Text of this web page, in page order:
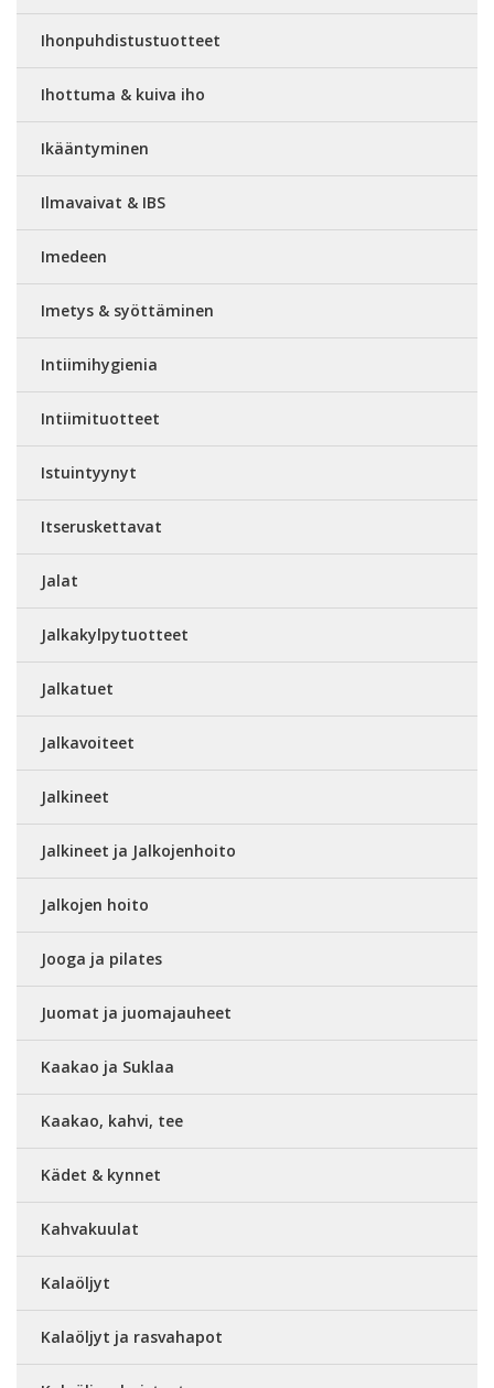
Ihonpuhdistustuotteet
Ihottuma & kuiva iho
Ikääntyminen
Ilmavaivat & IBS
Imedeen
Imetys & syöttäminen
Intiimihygienia
Intiimituotteet
Istuintyynyt
Itseruskettavat
Jalat
Jalkakylpytuotteet
Jalkatuet
Jalkavoiteet
Jalkineet
Jalkineet ja Jalkojenhoito
Jalkojen hoito
Jooga ja pilates
Juomat ja juomajauheet
Kaakao ja Suklaa
Kaakao, kahvi, tee
Kädet & kynnet
Kahvakuulat
Kalaöljyt
Kalaöljyt ja rasvahapot